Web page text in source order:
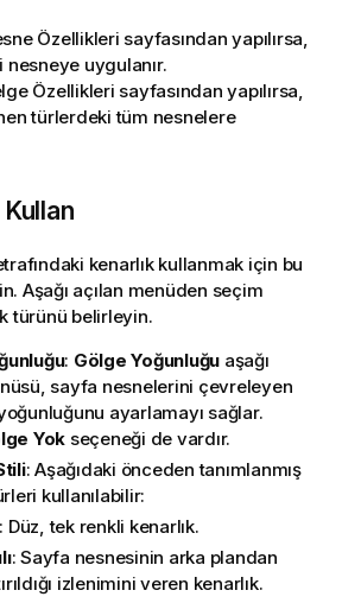
Özellikleri sayfasından yapılırsa,
uygulanır.
Özellikleri sayfasından yapılırsa,
türlerdeki tüm nesnelere
Kullan
kenarlık kullanmak için bu
Aşağı açılan menüden seçim
türünü belirleyin.
: Gölge Yoğunluğu aşağı
sayfa nesnelerini çevreleyen
ayarlamayı sağlar.
Yok seçeneği de vardır.
: Aşağıdaki önceden tanımlanmış
kullanılabilir:
: Düz, tek renkli kenarlık.
: Sayfa nesnesinin arka plandan
izlenimini veren kenarlık.